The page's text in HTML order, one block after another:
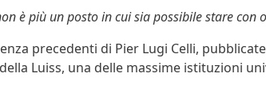
è più un posto in cui sia possibile stare con
precedenti di Pier Lugi Celli,
Luiss, una delle massime istituzioni